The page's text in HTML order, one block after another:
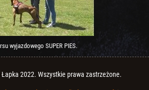
wyjazdowego SUPER PIES.
2022. Wszystkie prawa zastrzeżone.